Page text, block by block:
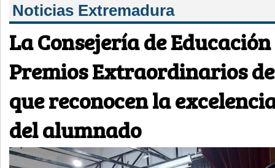
Noticias Extremadura
La Consejería de
Premios Extraordinarios
que reconocen la
del alumnado